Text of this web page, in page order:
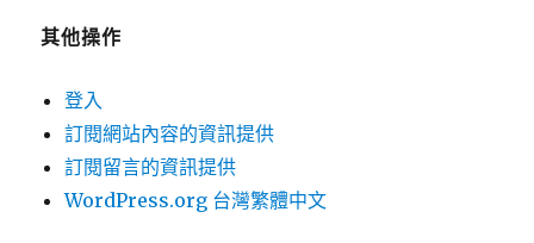
其他操作
登入
訂閱網站內容的資訊提供
訂閱留言的資訊提供
WordPress.org 台灣繁體中文